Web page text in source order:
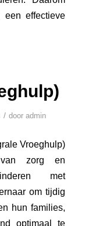
effectieve
/ door admin
Vroeghulp)
zorg en
met
om tijdig
hun families,
optimaal te